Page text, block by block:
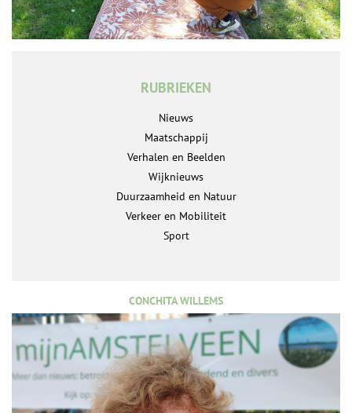
RUBRIEKEN
Nieuws
Maatschappij
Verhalen en Beelden
Wijknieuws
Duurzaamheid en Natuur
Verkeer en Mobiliteit
Sport
CONCHITA WILLEMS